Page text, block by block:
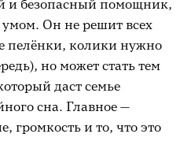
на ухо (работает,
(можно сочетать с
и безопасный помощник,
умом. Он не решит всех
пелёнки, колики нужно
но может стать тем
даст семье
сна. Главное —
громкость и то, что это